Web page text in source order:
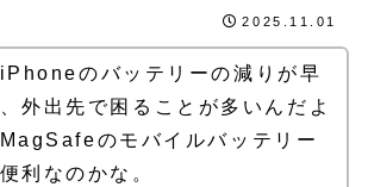
2025.11.01
のバッテリーの減りが早
外出先で困ることが多いんだよ
のモバイルバッテリー
利なのかな。